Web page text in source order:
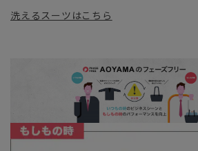
洗えるスーツはこちら